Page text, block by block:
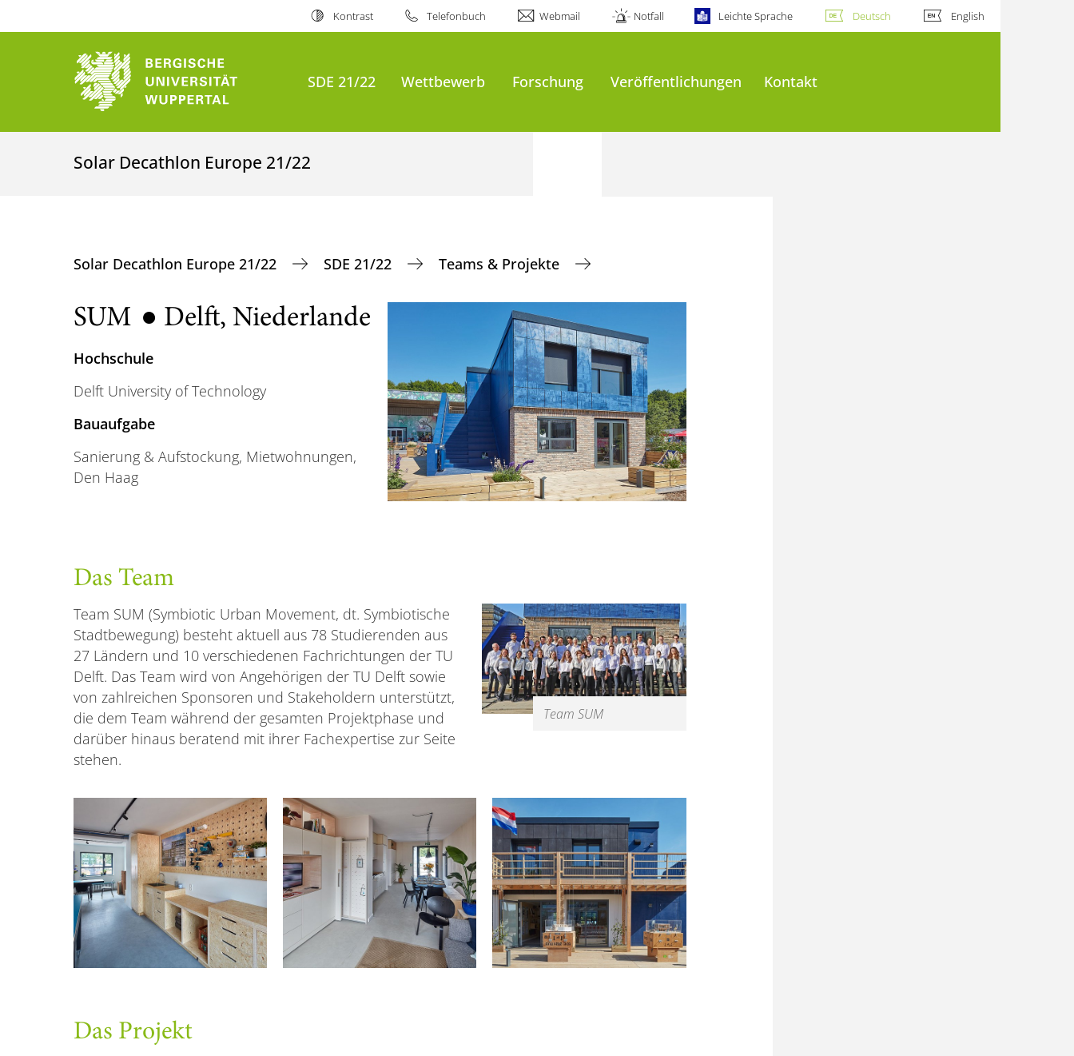
Kontrast Telefonbuch Webmail Notfall Leichte Sprache Deutsch English
SDE 21/22 Wettbewerb Forschung Veröffentlichungen Kontakt
Solar Decathlon Europe 21/22
Solar Decathlon Europe 21/22 SDE 21/22 Teams & Projekte
SUM ● Delft, Niederlande
Hochschule
Delft University of Technology
Bauaufgabe
Sanierung & Aufstockung, Mietwohnungen,
Den Haag
Das Team
Team SUM
Team SUM (Symbiotic Urban Movement, dt. Symbiotische
Stadtbewegung) besteht aktuell aus 78 Studierenden aus
27 Ländern und 10 verschiedenen Fachrichtungen der TU
Delft. Das Team wird von Angehörigen der TU Delft sowie
von zahlreichen Sponsoren und Stakeholdern unterstützt,
die dem Team während der gesamten Projektphase und
darüber hinaus beratend mit ihrer Fachexpertise zur Seite
stehen.
Das Projekt